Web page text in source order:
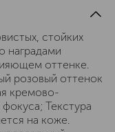
стойких
наградами
оттенке.
розовый оттенок
кремово-
Текстура
на коже.